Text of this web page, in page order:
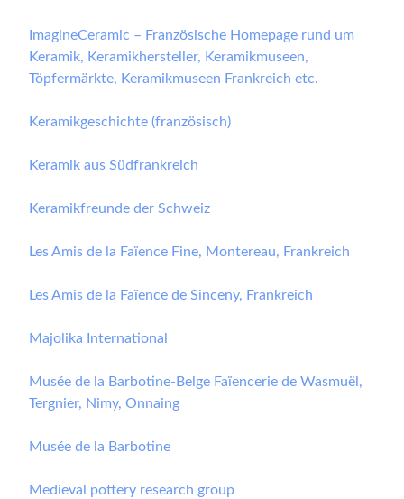
ImagineCeramic – Französische Homepage rund um
Keramik, Keramikhersteller, Keramikmuseen,
Töpfermärkte, Keramikmuseen Frankreich etc.
Keramikgeschichte (französisch)
Keramik aus Südfrankreich
Keramikfreunde der Schweiz
Les Amis de la Faïence Fine, Montereau, Frankreich
Les Amis de la Faïence de Sinceny, Frankreich
Majolika International
Musée de la Barbotine-Belge Faïencerie de Wasmuël,
Tergnier, Nimy, Onnaing
Musée de la Barbotine
Medieval pottery research group